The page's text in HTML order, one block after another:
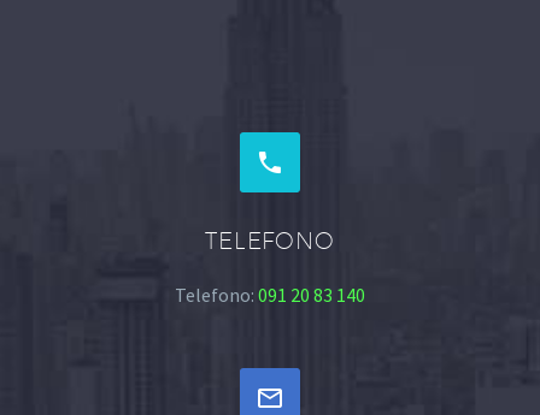


TELEFONO
Telefono: 091 20 83 140

